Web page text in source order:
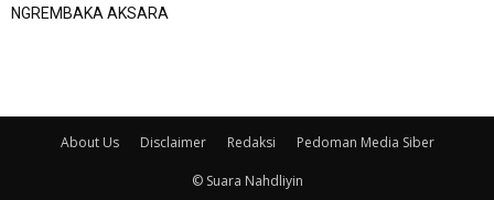
NGREMBAKA AKSARA
About Us Disclaimer Redaksi Pedoman Media Siber
© Suara Nahdliyin